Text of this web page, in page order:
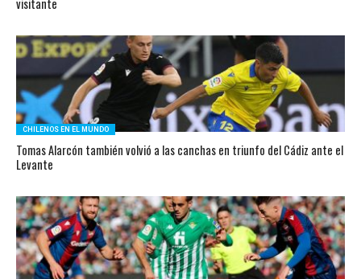
visitante
CHILENOS EN EL MUNDO
Tomas Alarcón también volvió a las canchas en triunfo del Cádiz ante el
Levante